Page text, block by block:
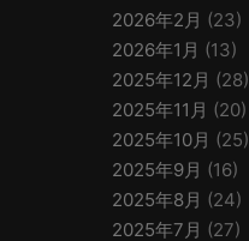
2026年2月 (23)
2026年1月 (13)
2025年12月 (28)
2025年11月 (20)
2025年10月 (25)
2025年9月 (16)
2025年8月 (24)
2025年7月 (27)